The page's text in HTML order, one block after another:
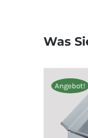
Was
Angebot!